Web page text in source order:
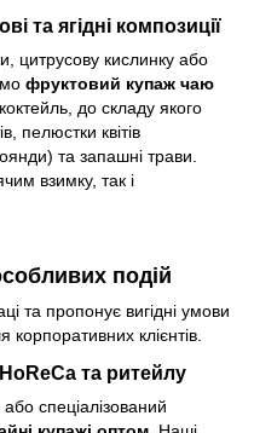
та ягідні композиції
цитрусову кислинку або
фруктовий купаж чаю
до складу якого
пелюстки квітів
та запашні трави.
взимку, так і
подій
та пропонує вигідні умови
клієнтів.
та ритейлу
спеціалізований